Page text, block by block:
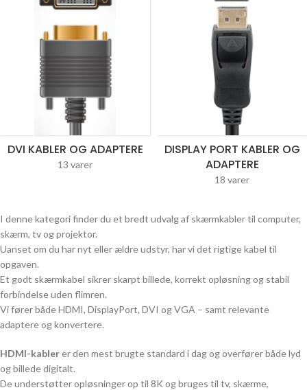
DVI KABLER OG ADAPTERE
13 varer
DISPLAY PORT KABLER OG
ADAPTERE
18 varer
I denne kategori finder du et bredt udvalg af skærmkabler til computer,
skærm, tv og projektor.
Uanset om du har nyt eller ældre udstyr, har vi det rigtige kabel til
opgaven.
Et godt skærmkabel sikrer skarpt billede, korrekt opløsning og stabil
forbindelse uden flimren.
Vi fører både HDMI, DisplayPort, DVI og VGA – samt relevante
adaptere og konvertere.
HDMI-kablerer den mest brugte standard i dag og overfører både lyd
og billede digitalt.
De understøtter opløsninger op til 8K og bruges til tv, skærme,